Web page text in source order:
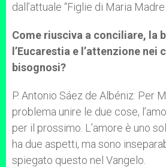
dall’attuale “Figlie di Maria Madre
Come riusciva a conciliare, la
l’Eucarestia e l’attenzione
bisognosi?
P. Antonio Sáez de Albéniz: Per
problema unire le due cose,
per il prossimo. L’amore è uno
ha due aspetti, ma sono
spiegato questo nel Vangelo.